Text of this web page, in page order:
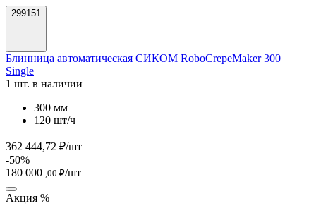
299151
Блинница автоматическая СИКОМ RoboCrepeMaker 300
Single
1 шт. в наличии
300 мм
120 шт/ч
362 444,72 ₽/шт
-50%
180 000 ,00 ₽/шт
Акция %